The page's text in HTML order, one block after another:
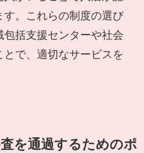
。これらの制度の選び
括支援センターや社会
で、適切なサービスを
を通過するためのポ